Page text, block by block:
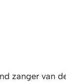
zanger van